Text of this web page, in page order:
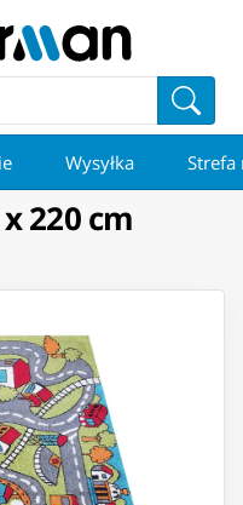
Wysyłka Strefa
220 cm